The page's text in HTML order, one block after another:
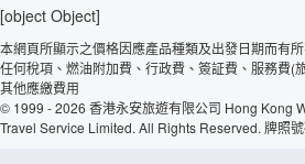
[object Object]
本網頁所顯示之價格因應產品種類及出發日期而有
任何稅項、燃油附加費、行政費、簽証費、服務費(
其他應繳費用
© 1999 - 2026 香港永安旅遊有限公司 Hong Kong
Travel Service Limited. All Rights Reserved. 牌照